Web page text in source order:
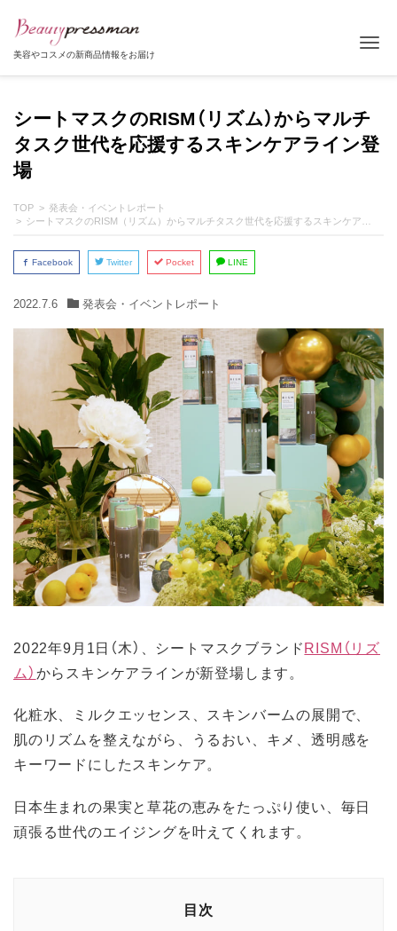
美容やコスメの新商品情報をお届け
シートマスクのRISM（リズム）からマルチ
タスク世代を応援するスキンケアライン登
場
TOP
発表会・イベントレポート
シートマスクのRISM（リズム）からマルチタスク世代を応援するスキンケアライン登場
Facebook Twitter Pocket LINE
2022.7.6 発表会・イベントレポート
2022年9月1日（木）、シートマスクブランドRISM（リズ
ム）からスキンケアラインが新登場します。
化粧水、ミルクエッセンス、スキンバームの展開で、
肌のリズムを整えながら、うるおい、キメ、透明感を
キーワードにしたスキンケア。
日本生まれの果実と草花の恵みをたっぷり使い、毎日
頑張る世代のエイジングを叶えてくれます。
目次